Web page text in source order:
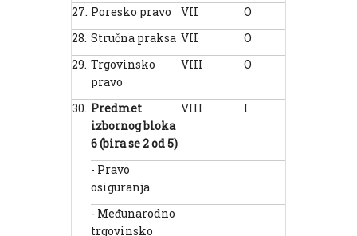
27. Poresko pravo VII O
28. Stručna praksa VII O
29. Trgovinsko
pravo
VIII O
30. Predmet
izbornog bloka
6 (bira se 2 od 5)
VIII I
- Pravo
osiguranja
- Međunarodno
trgovinsko